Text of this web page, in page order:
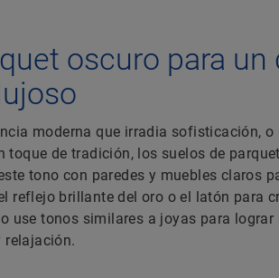
oscuro para un
moderna que irradia sofisticación,
toque de tradición, los suelos de
tono con paredes y muebles claros
reflejo brillante del oro o el latón para
use tonos similares a joyas para
relajación.